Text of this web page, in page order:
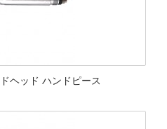
ヘッド ハンドピース